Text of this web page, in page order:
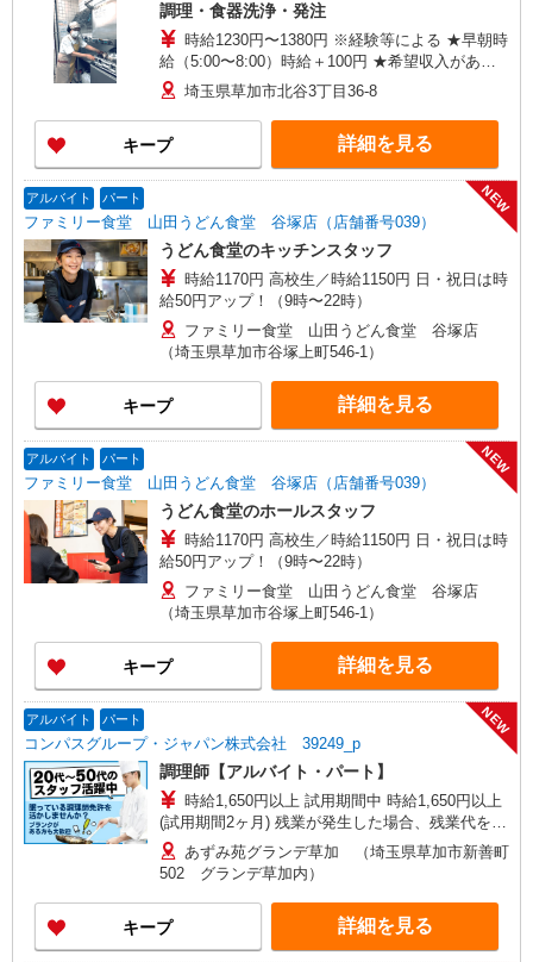
調理・食器洗浄・発注
時給1230円〜1380円 ※経験等による ★早朝時
給（5:00〜8:00）時給＋100円 ★希望収入があり
ましたら、ご相談いただければ希望条件に合うか
の確認もいたします。 ★時間外手当別途支給 ★上
記金額は働きがい向上手当を含みます。 ★働きが
い向上手当※26年6月改定（地域により異なる）
社会保険加入者は更に＋50円
埼玉県草加市北谷3丁目36-8
キープ 詳細を見る
アルバイト パート
ファミリー食堂 山田うどん食堂 谷塚店（店舗番号039）
NEW
うどん食堂のキッチンスタッフ
時給1170円 高校生／時給1150円 日・祝日は時
給50円アップ！（9時〜22時）
ファミリー食堂 山田うどん食堂 谷塚店
（埼玉県草加市谷塚上町546-1）
キープ 詳細を見る
アルバイト パート
ファミリー食堂 山田うどん食堂 谷塚店（店舗番号039）
NEW
うどん食堂のホールスタッフ
時給1170円 高校生／時給1150円 日・祝日は時
給50円アップ！（9時〜22時）
ファミリー食堂 山田うどん食堂 谷塚店
（埼玉県草加市谷塚上町546-1）
キープ 詳細を見る
アルバイト パート
コンパスグループ・ジャパン株式会社 39249_p
NEW
調理師【アルバイト・パート】
時給1,650円以上 試用期間中 時給1,650円以上
(試用期間2ヶ月) 残業が発生した場合、残業代を1
分単位で別途支給します。
あずみ苑グランデ草加 （埼玉県草加市新善町
502 グランデ草加内）
キープ 詳細を見る